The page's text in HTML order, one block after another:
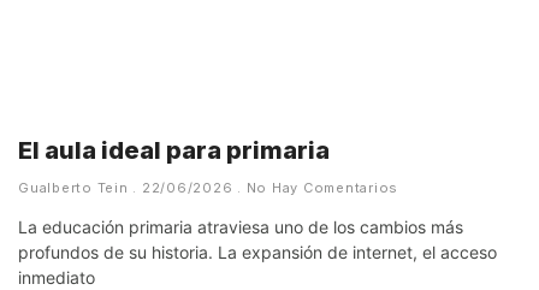
El aula ideal para primaria
Gualberto Tein 22/06/2026 No Hay Comentarios
La educación primaria atraviesa uno de los cambios más
profundos de su historia. La expansión de internet, el acceso
inmediato